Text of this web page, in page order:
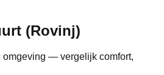
(Rovinj)
omgeving — vergelijk comfort,